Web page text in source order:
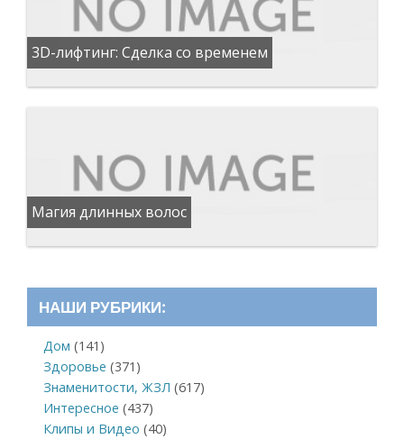
3D-лифтинг: Сделка со временем
Магия длинных волос
НАШИ РУБРИКИ:
Дом (141)
Здоровье (371)
Знаменитости, ЖЗЛ (617)
Интересное (437)
Клипы и Видео (40)